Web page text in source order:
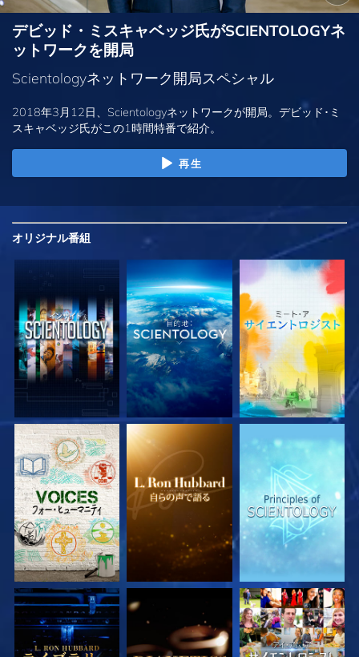
デビッド・ミスキャベッジ氏がSCIENTOLOGYネ
ットワークを開局
Scientologyネットワーク開局スペシャル
2018年3月12日、Scientologyネットワークが開局。デビッド･ミ
スキャベッジ氏がこの1時間特番で紹介。
再生
オリジナル番組
シリーズを探求 シリーズを探求 シリーズを探求
シリーズを探求 シリーズを探求 観る